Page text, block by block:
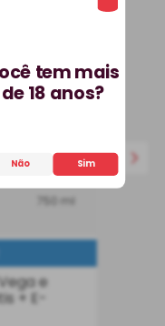
750 ml
e
+ E-
tem mais
de 18 anos?
Não Sim